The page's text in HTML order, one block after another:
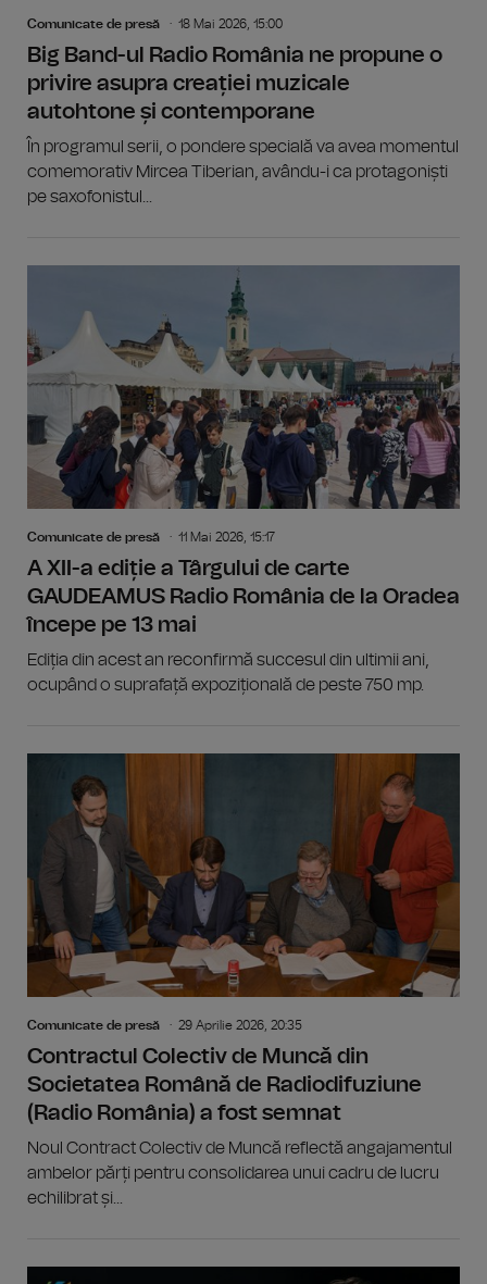
Comunicate de presă 18 Mai 2026, 15:00
Big Band-ul Radio România ne propune o
privire asupra creației muzicale
autohtone și contemporane
În programul serii, o pondere specială va avea momentul
comemorativ Mircea Tiberian, avându-i ca protagoniști
pe saxofonistul...
Comunicate de presă 11 Mai 2026, 15:17
A XII-a ediție a Târgului de carte
GAUDEAMUS Radio România de la Oradea
începe pe 13 mai
Ediția din acest an reconfirmă succesul din ultimii ani,
ocupând o suprafață expozițională de peste 750 mp.
Comunicate de presă 29 Aprilie 2026, 20:35
Contractul Colectiv de Muncă din
Societatea Română de Radiodifuziune
(Radio România) a fost semnat
Noul Contract Colectiv de Muncă reflectă angajamentul
ambelor părți pentru consolidarea unui cadru de lucru
echilibrat și...